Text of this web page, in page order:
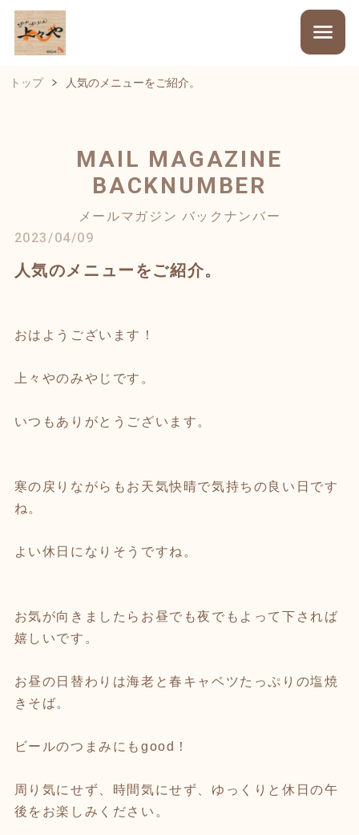
トップ 人気のメニューをご紹介。
MAIL MAGAZINE
BACKNUMBER
メールマガジン バックナンバー
2023/04/09
人気のメニューをご紹介。
おはようございます！
上々やのみやじです。
いつもありがとうございます。
寒の戻りながらもお天気快晴で気持ちの良い日です
ね。
よい休日になりそうですね。
お気が向きましたらお昼でも夜でもよって下されば
嬉しいです。
お昼の日替わりは海老と春キャベツたっぷりの塩焼
きそば。
ビールのつまみにもgood！
周り気にせず、時間気にせず、ゆっくりと休日の午
後をお楽しみください。